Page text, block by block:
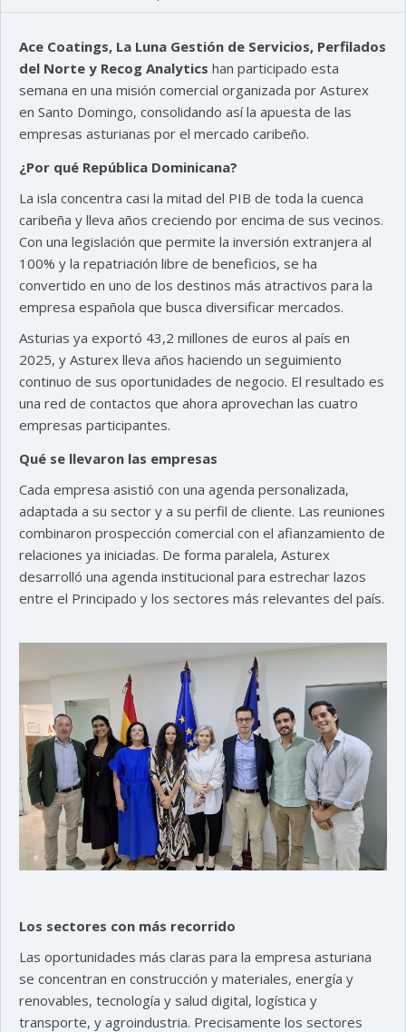
Ace Coatings, La Luna Gestión de Servicios, Perfilados
del Norte y Recog Analytics han participado esta
semana en una misión comercial organizada por Asturex
en Santo Domingo, consolidando así la apuesta de las
empresas asturianas por el mercado caribeño.
¿Por qué República Dominicana?
La isla concentra casi la mitad del PIB de toda la cuenca
caribeña y lleva años creciendo por encima de sus vecinos.
Con una legislación que permite la inversión extranjera al
100% y la repatriación libre de beneficios, se ha
convertido en uno de los destinos más atractivos para la
empresa española que busca diversificar mercados.
Asturias ya exportó 43,2 millones de euros al país en
2025, y Asturex lleva años haciendo un seguimiento
continuo de sus oportunidades de negocio. El resultado es
una red de contactos que ahora aprovechan las cuatro
empresas participantes.
Qué se llevaron las empresas
Cada empresa asistió con una agenda personalizada,
adaptada a su sector y a su perfil de cliente. Las reuniones
combinaron prospección comercial con el afianzamiento de
relaciones ya iniciadas. De forma paralela, Asturex
desarrolló una agenda institucional para estrechar lazos
entre el Principado y los sectores más relevantes del país.
Los sectores con más recorrido
Las oportunidades más claras para la empresa asturiana
se concentran en construcción y materiales, energía y
renovables, tecnología y salud digital, logística y
transporte, y agroindustria. Precisamente los sectores